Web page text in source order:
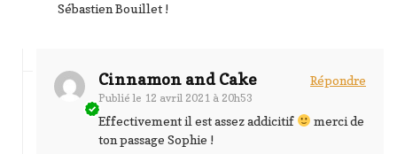
Sébastien Bouillet !
Cinnamon and Cake
Publié le 12 avril 2021 à 20h53
Répondre
Effectivement il est assez addicitif
merci de
ton passage Sophie !